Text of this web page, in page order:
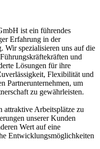
ist ein führendes
Erfahrung in der
Wir spezialisieren uns auf die
und
Lösungen für ihre
Flexibilität und
Partnerunternehmen, um
zu gewährleisten.
attraktive Arbeitsplätze zu
unserer Kunden
Wert auf eine
Entwicklungsmöglichkeiten